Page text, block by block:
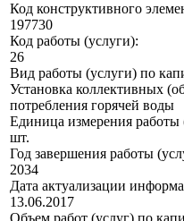
Код конструктивного
197730
Код работы (услуги):
26
Вид работы (услуги) по
Установка коллективных
потребления горячей воды
Единица измерения работы
шт.
Год завершения работы
2034
Дата актуализации
13.06.2017